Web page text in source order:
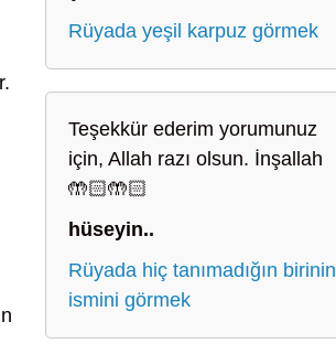
Rüyada yeşil karpuz görmek
Teşekkür ederim yorumunuz
için, Allah razı olsun. İnşallah
🤲🏻🤲🏻
hüseyin..
Rüyada hiç tanımadığın birinin
ismini görmek